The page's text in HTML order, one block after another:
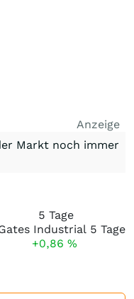
Anzeige
Markt noch immer
5 Tage
+0,86 %